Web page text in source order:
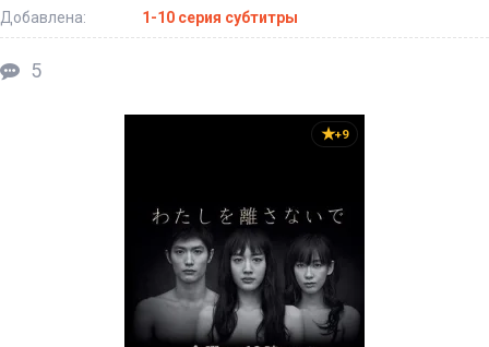
Добавлена:
1-10 серия субтитры
5
+9